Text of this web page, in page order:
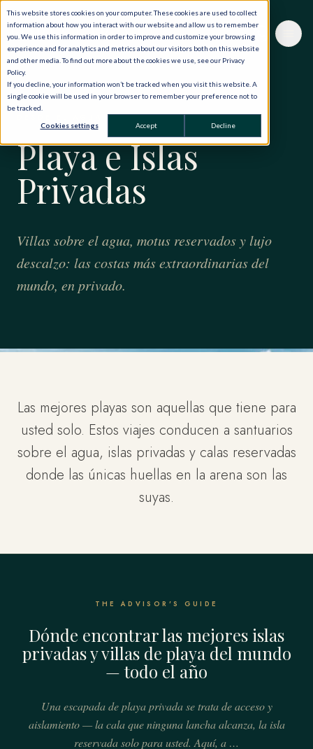
This website stores cookies on your computer. These cookies are used to collect
information about how you interact with our website and allow us to remember
you. We use this information in order to improve and customize your browsing
experience and for analytics and metrics about our visitors both on this website
and other media. To find out more about the cookies we use, see our Privacy
Policy.
If you decline, your information won’t be tracked when you visit this website. A
single cookie will be used in your browser to remember your preference not to
be tracked.
Cookies settings Accept Decline
Playa e Islas
Privadas
Villas sobre el agua, motus reservados y lujo
descalzo: las costas más extraordinarias del
mundo, en privado.
Las mejores playas son aquellas que tiene para
usted solo. Estos viajes conducen a santuarios
sobre el agua, islas privadas y calas reservadas
donde las únicas huellas en la arena son las
suyas.
THE ADVISOR'S GUIDE
Dónde encontrar las mejores islas
privadas y villas de playa del mundo
— todo el año
Una escapada de playa privada se trata de acceso y
aislamiento — la cala que ninguna lancha alcanza, la isla
reservada solo para usted. Aquí, a …